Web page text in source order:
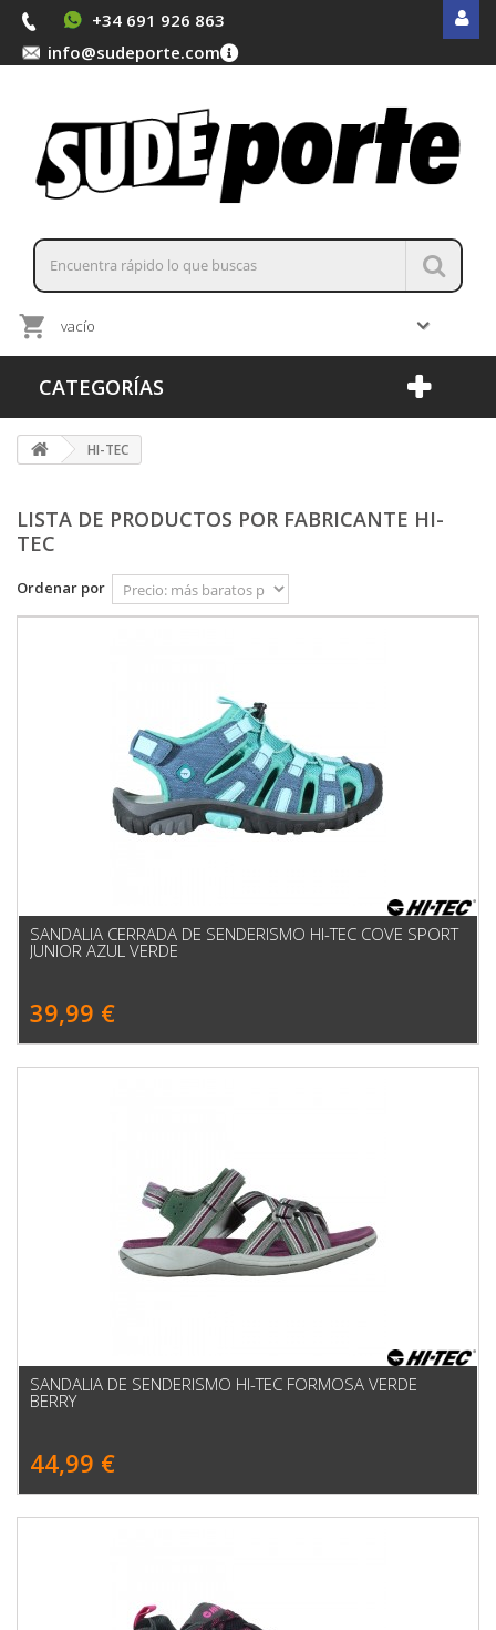
+34 691 926 863
info@sudeporte.com
vacío
CATEGORÍAS
HI-TEC
LISTA DE PRODUCTOS POR FABRICANTE HI-
TEC
Ordenar por
SANDALIA CERRADA DE SENDERISMO HI-TEC COVE SPORT
JUNIOR AZUL VERDE
39,99 €
SANDALIA DE SENDERISMO HI-TEC FORMOSA VERDE
BERRY
44,99 €